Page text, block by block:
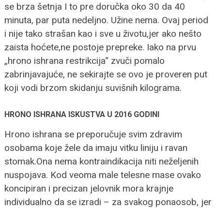
se brza šetnja I to pre doručka oko 30 da 40
minuta, par puta nedeljno. Užine nema. Ovaj period
i nije tako strašan kao i sve u životu,jer ako nešto
zaista hoćete,ne postoje prepreke. Iako na prvu
„hrono ishrana restrikcija“ zvuči pomalo
zabrinjavajuće, ne sekirajte se ovo je proveren put
koji vodi brzom skidanju suvišnih kilograma.
HRONO ISHRANA ISKUSTVA U 2016 GODINI
Hrono ishrana se preporučuje svim zdravim
osobama koje žele da imaju vitku liniju i ravan
stomak.Ona nema kontraindikacija niti neželjenih
nuspojava. Kod veoma male telesne mase ovako
koncipiran i precizan jelovnik mora krajnje
individualno da se izradi – za svakog ponaosob, jer